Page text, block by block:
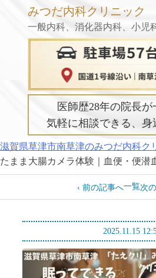
みつだ内科クリニック
一般内科、消化器内科、小児
医師歴28年の院長が
気軽に相談できる、身
滋賀県草津市南草津のみつだ内科ク
たまま大腸カメラ体験｜血便・便潜
‹ 前の記事へ一覧次
2025.11.15